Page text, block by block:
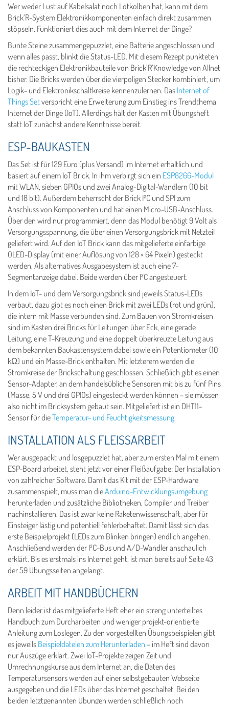
Wer weder Lust auf Kabelsalat noch Lötkolben hat, kann mit dem
Brick’R-System Elektronikkomponenten einfach direkt zusammen
stöpseln. Funktioniert dies auch mit dem Internet der Dinge?
Bunte Steine zusammengepuzzlet, eine Batterie angeschlossen und
wenn alles passt, blinkt die Status-LED. Mit diesem Rezept punkteten
die rechteckigen Elektronikbauteile von Brick’R’Knowledge von Allnet
bisher. Die Bricks werden über die vierpoligen Stecker kombiniert, um
Logik- und Elektronikschaltkreise kennenzulernen. Das Internet of
Things Setverspricht eine Erweiterung zum Einstieg ins Trendthema
Internet der Dinge (IoT). Allerdings hält der Kasten mit Übungsheft
statt IoT zunächst andere Kenntnisse bereit.
ESP-BAUKASTEN
Das Set ist für 129 Euro (plus Versand) im Internet erhältlich und
basiert auf einem IoT Brick. In ihm verbirgt sich ein ESP8266-Modul
mit WLAN, sieben GPIOs und zwei Analog-Digital-Wandlern (10 bit
und 18 bit). Außerdem beherrscht der Brick I²C und SPI zum
Anschluss von Komponenten und hat einen Micro-USB-Anschluss.
Über den wird nur programmiert, denn das Modul benötigt 9 Volt als
Versorgungsspannung, die über einen Versorgungsbrick mit Netzteil
geliefert wird. Auf den IoT Brick kann das mitgelieferte einfarbige
OLED-Display (mit einer Auflösung von 128 × 64 Pixeln) gesteckt
werden. Als alternatives Ausgabesystem ist auch eine 7-
Segmentanzeige dabei. Beide werden über I²C angesteuert.
In dem IoT- und dem Versorgungsbrick sind jeweils Status-LEDs
verbaut, dazu gibt es noch einen Brick mit zwei LEDs (rot und grün),
die intern mit Masse verbunden sind. Zum Bauen von Stromkreisen
sind im Kasten drei Bricks für Leitungen über Eck, eine gerade
Leitung, eine T-Kreuzung und eine doppelt überkreuzte Leitung aus
dem bekannten Baukastensystem dabei sowie ein Potentiometer (10
kΩ) und ein Masse-Brick enthalten. Mit letzterem werden die
Stromkreise der Brickschaltung geschlossen. Schließlich gibt es einen
Sensor-Adapter, an dem handelsübliche Sensoren mit bis zu fünf Pins
(Masse, 5 V und drei GPIOs) eingesteckt werden können – sie müssen
also nicht im Bricksystem gebaut sein. Mitgeliefert ist ein DHT11-
Sensor für dieTemperatur- und Feuchtigkeitsmessung.
INSTALLATION ALS FLEISSARBEIT
Wer ausgepackt und losgepuzzlet hat, aber zum ersten Mal mit einem
ESP-Board arbeitet, steht jetzt vor einer Fleißaufgabe: Der Installation
von zahlreicher Software. Damit das Kit mit der ESP-Hardware
zusammenspielt, muss man dieArduino-Entwicklungsumgebung
herunterladen und zusätzliche Bibliotheken, Compiler und Treiber
nachinstallieren. Das ist zwar keine Raketenwissenschaft, aber für
Einsteiger lästig und potentiell fehlerbehaftet. Damit lässt sich das
erste Beispielprojekt (LEDs zum Blinken bringen) endlich angehen.
Anschließend werden der I²C-Bus und A/D-Wandler anschaulich
erklärt. Bis es erstmals ins Internet geht, ist man bereits auf Seite 43
der 59 Übungsseiten angelangt.
ARBEIT MIT HANDBÜCHERN
Denn leider ist das mitgelieferte Heft eher ein streng unterteiltes
Handbuch zum Durcharbeiten und weniger projekt-orientierte
Anleitung zum Loslegen. Zu den vorgestellten Übungsbeispielen gibt
es jeweils Beispieldateien zum Herunterladen – im Heft sind davon
nur Auszüge erklärt. Zwei IoT-Projekte zeigen Zeit und
Umrechnungskurse aus dem Internet an, die Daten des
Temperatursensors werden auf einer selbstgebauten Webseite
ausgegeben und die LEDs über das Internet geschaltet. Bei den
beiden letztgenannten Übungen werden schließlich noch